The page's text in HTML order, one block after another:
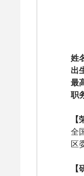
姓
出
最
职
全
区